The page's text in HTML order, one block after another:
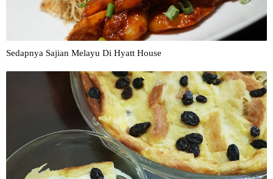
Sedapnya Sajian Melayu Di Hyatt House